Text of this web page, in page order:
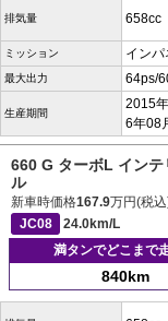
排気量 658cc
ミッション イン
最大出力 64ps/
生産期間
2015
6年08
660 G ターボL インテ
ル
新車時価格167.9万円(税
JC08
24.0km/L
満タンでどこまで
840km